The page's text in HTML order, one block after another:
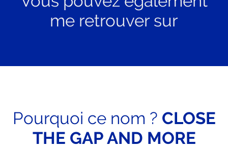
me retrouver sur
Pourquoi ce nom ? CLOSE
THE GAP AND MORE